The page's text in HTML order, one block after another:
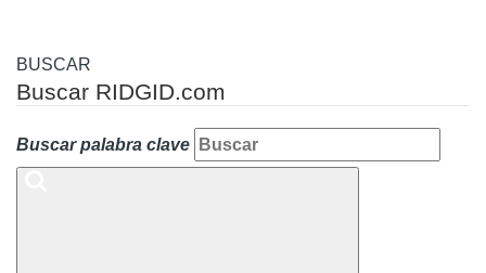
BUSCAR
Buscar RIDGID.com
Buscar palabra clave